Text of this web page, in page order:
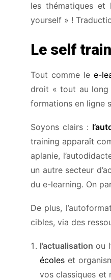
les thématiques
yourself » !
Le self
Tout comme le e-
droit « tout au long
formations en ligne
Soyons clairs :
training apparaît
aplanie,
un autre secteur
du e-learning. On
De plus,
cibles, via des
l’actualisationou
écoles et
vos classiques et